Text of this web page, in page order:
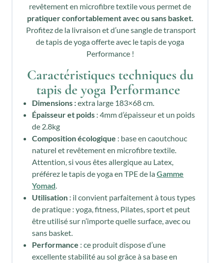
revêtement en microfibre textile vous permet de
pratiquer confortablement avec ou sans basket.
Profitez de la livraison et d’une sangle de transport
de tapis de yoga offerte avec le tapis de yoga
Performance !
Caractéristiques techniques du
tapis de yoga Performance
Dimensions :extra large 183×68 cm.
Épaisseur et poids : 4mm d’épaisseur et un poids
de 2.8kg
Composition écologique : base en caoutchouc
naturel et revêtement en microfibre textile.
Attention, si vous êtes allergique au Latex,
préférez le tapis de yoga en TPE de laGamme
Yomad.
Utilisation : il convient parfaitement à tous types
de pratique : yoga, fitness, Pilates, sport et peut
être utilisé sur n’importe quelle surface, avec ou
sans basket.
Performance : ce produit dispose d’une
excellente stabilité au sol grâce à sa base en